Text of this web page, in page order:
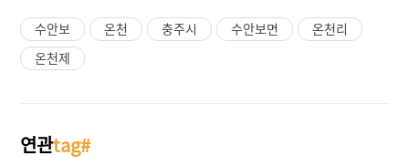
수안보 온천 충주시 수안보면
온천리
온천제
연관tag#